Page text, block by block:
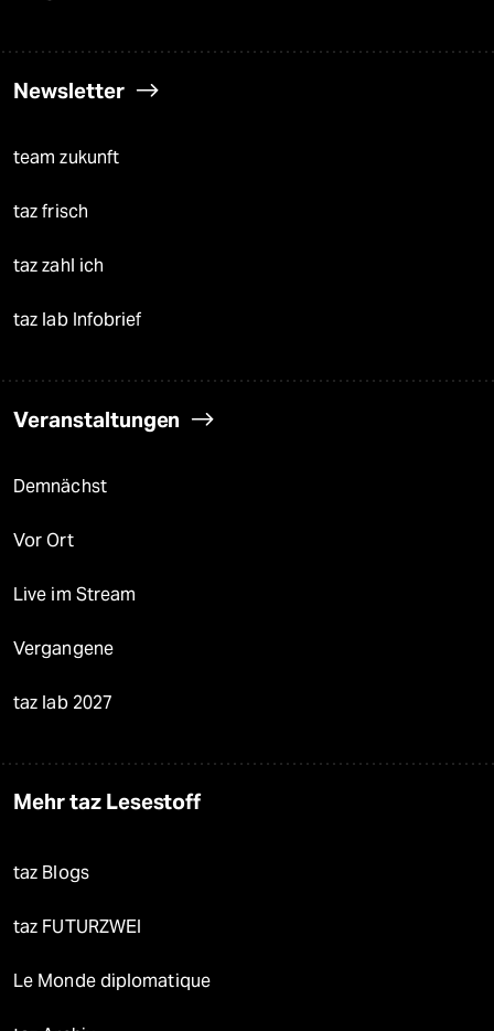
Newsletter
team zukunft
taz frisch
taz zahl ich
taz lab Infobrief
Veranstaltungen
Demnächst
Vor Ort
Live im Stream
Vergangene
taz lab 2027
Mehr taz Lesestoff
taz Blogs
taz FUTURZWEI
Le Monde diplomatique